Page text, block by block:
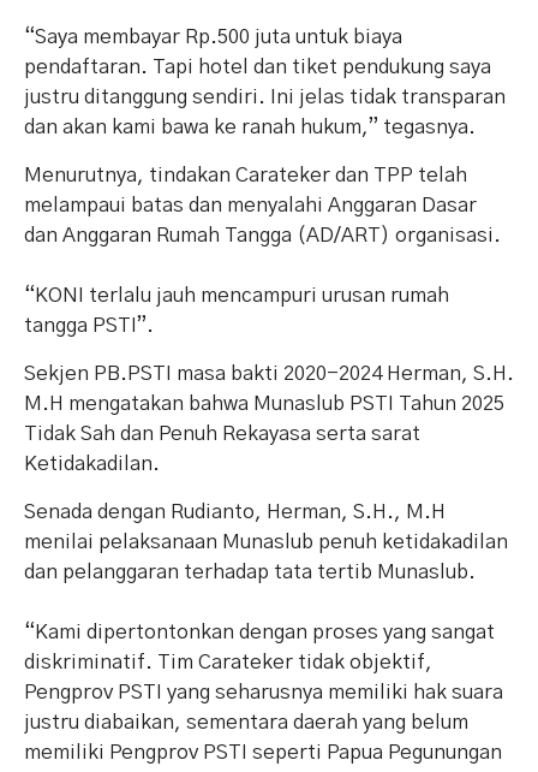
“Saya membayar Rp.500 juta untuk biaya
pendaftaran. Tapi hotel dan tiket pendukung saya
justru ditanggung sendiri. Ini jelas tidak transparan
dan akan kami bawa ke ranah hukum,” tegasnya.
Menurutnya, tindakan Carateker dan TPP telah
melampaui batas dan menyalahi Anggaran Dasar
dan Anggaran Rumah Tangga (AD/ART) organisasi.
“KONI terlalu jauh mencampuri urusan rumah
tangga PSTI”.
Sekjen PB.PSTI masa bakti 2020-2024 Herman, S.H.
M.H mengatakan bahwa Munaslub PSTI Tahun 2025
Tidak Sah dan Penuh Rekayasa serta sarat
Ketidakadilan.
Senada dengan Rudianto, Herman, S.H., M.H
menilai pelaksanaan Munaslub penuh ketidakadilan
dan pelanggaran terhadap tata tertib Munaslub.
“Kami dipertontonkan dengan proses yang sangat
diskriminatif. Tim Carateker tidak objektif,
Pengprov PSTI yang seharusnya memiliki hak suara
justru diabaikan, sementara daerah yang belum
memiliki Pengprov PSTI seperti Papua Pegunungan